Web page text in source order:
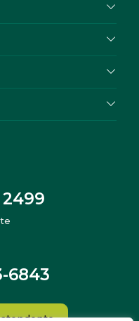
6843